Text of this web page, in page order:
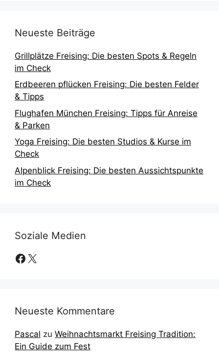
Neueste Beiträge
Grillplätze Freising: Die besten Spots & Regeln
im Check
Erdbeeren pflücken Freising: Die besten Felder
& Tipps
Flughafen München Freising: Tipps für Anreise
& Parken
Yoga Freising: Die besten Studios & Kurse im
Check
Alpenblick Freising: Die besten Aussichtspunkte
im Check
Soziale Medien
Facebook
X
Neueste Kommentare
Pascal zu Weihnachtsmarkt Freising Tradition:
Ein Guide zum Fest